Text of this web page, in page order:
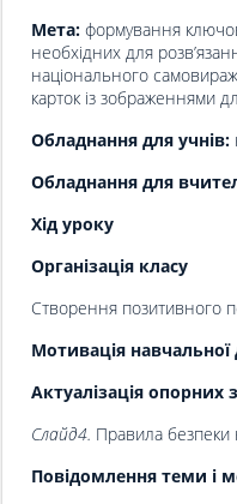
Мета: формування
необхідних для
національного
карток із зображеннями
Обладнання для учнів:
Обладнання для
Хід уроку
Організація класу
Створення позитивного
Мотивація навчальної
Актуалізація опорних
Слайд4. Правила безпеки
Повідомлення теми і